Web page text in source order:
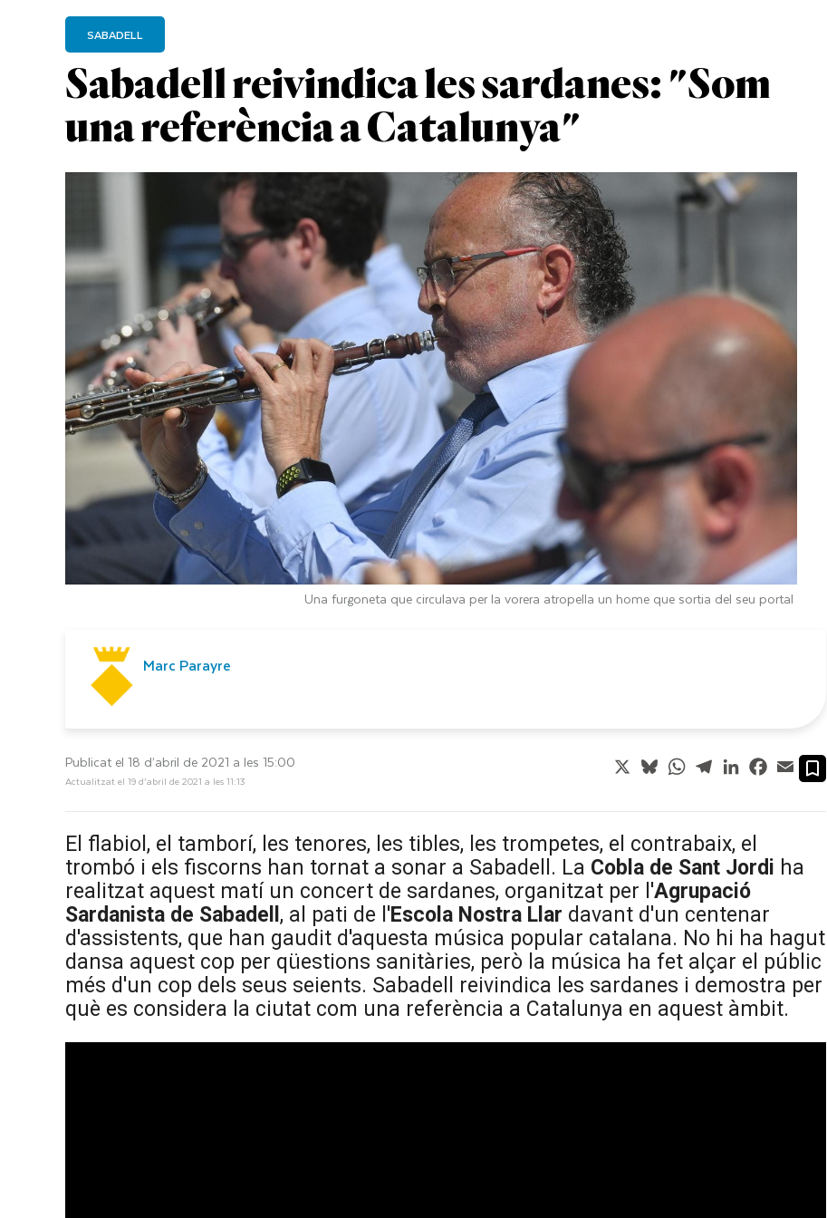
Sabadell reivindica les sardanes: "Som
una referència a Catalunya"
SABADELL
Una furgoneta que circulava per la vorera atropella un home que sortia del seu portal
Marc Parayre
Publicat el 18 d’abril de 2021 a les 15:00
Actualitzat el 19 d’abril de 2021 a les 11:13
X BlueskyWhatsApp
TelegramLinkedInFacebook
Email
El flabiol, el tamborí, les tenores, les tibles, les trompetes, el contrabaix, el
trombó i els fiscorns han tornat a sonar a Sabadell. La Cobla de Sant Jordi ha
realitzat aquest matí un concert de sardanes, organitzat per l'Agrupació
Sardanista de Sabadell , al pati de l'Escola Nostra Llar davant d'un centenar
d'assistents, que han gaudit d'aquesta música popular catalana. No hi ha hagut
dansa aquest cop per qüestions sanitàries, però la música ha fet alçar el públic
més d'un cop dels seus seients. Sabadell reivindica les sardanes i demostra per
què es considera la ciutat com una referència a Catalunya en aquest àmbit.